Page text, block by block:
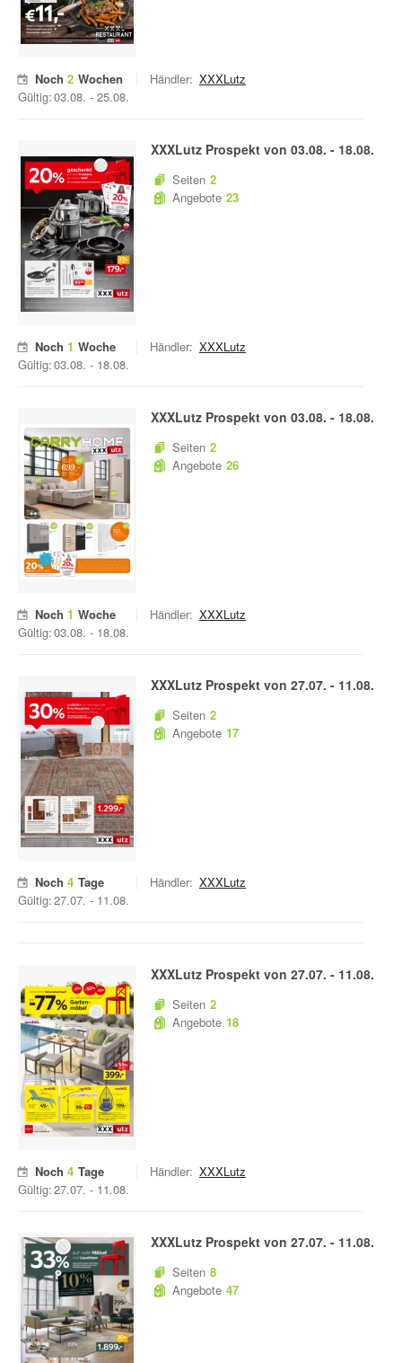
Noch 2 Wochen
Gültig:03.08. - 25.08.
Händler: XXXLutz
XXXLutz Prospekt von 03.08. - 18.08.
Seiten 2
Angebote 23
Noch 1 Woche
Gültig:03.08. - 18.08.
Händler: XXXLutz
XXXLutz Prospekt von 03.08. - 18.08.
Seiten 2
Angebote 26
Noch 1 Woche
Gültig:03.08. - 18.08.
Händler: XXXLutz
XXXLutz Prospekt von 27.07. - 11.08.
Seiten 2
Angebote 17
Noch 4 Tage
Gültig:27.07. - 11.08.
Händler: XXXLutz
XXXLutz Prospekt von 27.07. - 11.08.
Seiten 2
Angebote 18
Noch 4 Tage
Gültig:27.07. - 11.08.
Händler: XXXLutz
XXXLutz Prospekt von 27.07. - 11.08.
Seiten 8
Angebote 47